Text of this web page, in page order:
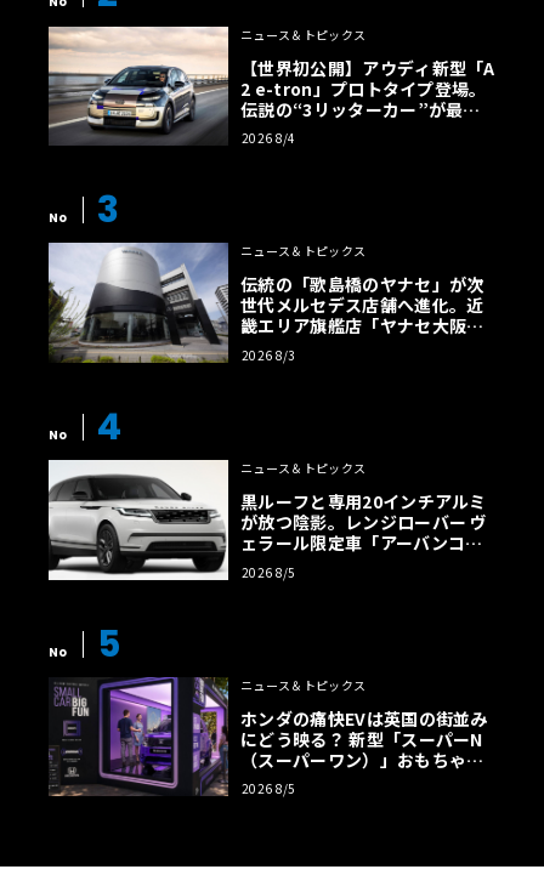
ニュース＆トピックス
【世界初公開】アウディ新型「A
2 e-tron」プロトタイプ登場。
伝説の“3リッターカー”が最高
効率エントリーBEVとして復活
【画像38枚】
2026 8/4
No 3
ニュース＆トピックス
伝統の「歌島橋のヤナセ」が次
世代メルセデス店舗へ進化。近
畿エリア旗艦店「ヤナセ大阪支
店」がリニューアル
2026 8/3
No 4
ニュース＆トピックス
黒ルーフと専用20インチアルミ
が放つ陰影。レンジローバー ヴ
ェラール限定車「アーバンコン
トラスト・エディション」登場
2026 8/5
No 5
ニュース＆トピックス
ホンダの痛快EVは英国の街並み
にどう映る？ 新型「スーパーN
（スーパーワン）」おもちゃ箱
ツアーの全貌
2026 8/5